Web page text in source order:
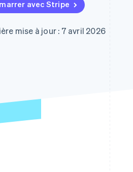
avec Stripe
mise à jour : 7 avril 2026